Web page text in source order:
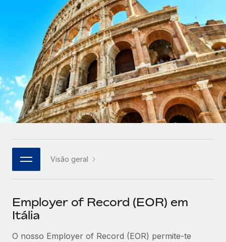
Perguntar a um especialista
Obtenha apoio especializado em RH e
conformidade globais
Integre os RH globais na sua plataforma de forma
flexível
CASE STUDIES
Italiano
Português (Portugal)
日本語
한국어
中文（简体）
Visão geral
Employer of Record (EOR) em
Itália
O nosso Employer of Record (EOR) permite-te